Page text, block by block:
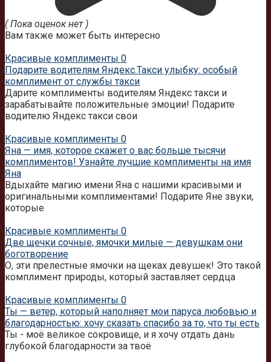
( Пока оценок нет )
Вам также может быть интересно
Красивые комплименты 0
Подарите водителям Яндекс.Такси улыбку: особый
комплимент от службы такси
Дарите комплименты водителям Яндекс такси и
зарабатывайте положительные эмоции! Подарите
водителю Яндекс такси свои
Красивые комплименты 0
Яна — имя, которое скажет о вас больше тысячи
комплиментов! Узнайте лучшие комплименты на имя
Яна
Вдыхайте магию имени Яна с нашими красивыми и
оригинальными комплиментами! Подарите Яне звуки,
которые
Красивые комплименты 0
Две щечки сочные, ямочки милые — девушкам они
боготворение
О, эти прелестные ямочки на щеках девушек! Это такой
комплимент природы, который заставляет сердца
Красивые комплименты 0
Ты — ветер, который наполняет мои паруса любовью и
благодарностью: хочу сказать спасибо за то, что ты есть
Ты - моё великое сокровище, и я хочу отдать дань
глубокой благодарности за твоё